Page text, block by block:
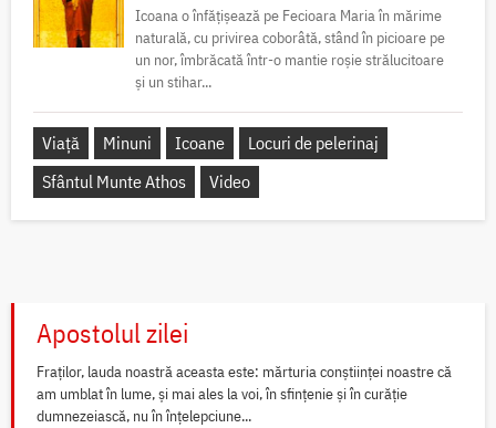
Icoana o înfățișează pe Fecioara Maria în mărime
naturală, cu privirea coborâtă, stând în picioare pe
un nor, îmbrăcată într-o mantie roșie strălucitoare
și un stihar...
Viață Minuni Icoane
Locuri de pelerinaj
Sfântul Munte Athos
Video
Apostolul zilei
Fraților, lauda noastră aceasta este: mărturia conștiinței noastre că
am umblat în lume, și mai ales la voi, în sfințenie și în curăție
dumnezeiască, nu în înțelepciune...